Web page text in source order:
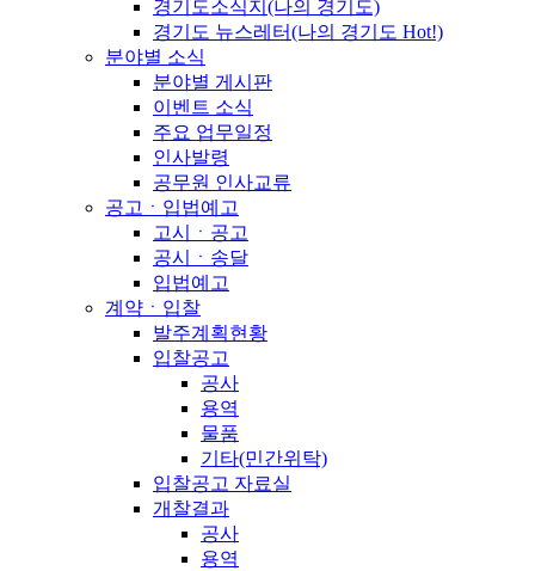
경기도소식지(나의 경기도)
경기도 뉴스레터(나의 경기도 Hot!)
분야별 소식
분야별 게시판
이벤트 소식
주요 업무일정
인사발령
공무원 인사교류
공고ㆍ입법예고
고시ㆍ공고
공시ㆍ송달
입법예고
계약ㆍ입찰
발주계획현황
입찰공고
공사
용역
물품
기타(민간위탁)
입찰공고 자료실
개찰결과
공사
용역